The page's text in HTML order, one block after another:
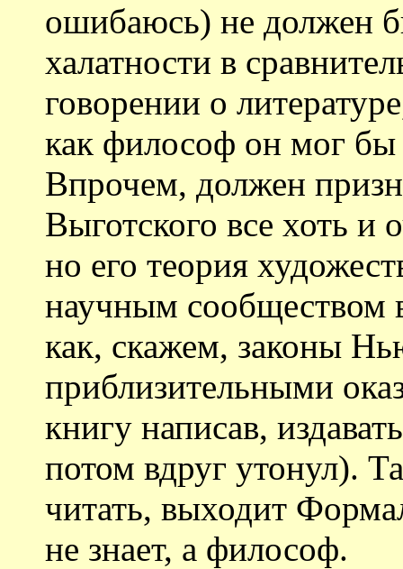
ошибаюсь) не должен
халатности в
говорении о
как философ он мог бы
Впрочем, должен
Выготского все хоть и
но его теория
научным сообществом
как, скажем, законы
приблизительными
книгу написав,
потом вдруг утонул).
читать, выходит
не знает, а философ.